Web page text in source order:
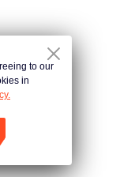
to our
in